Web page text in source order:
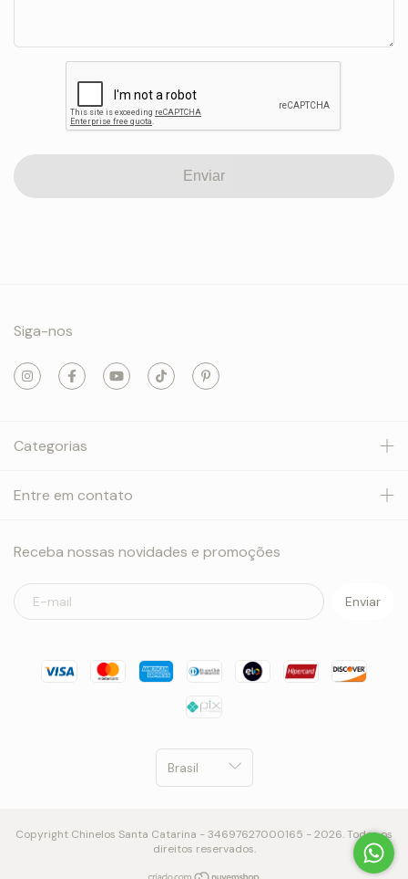
Enviar
Siga-nos
Categorias
Entre em contato
Receba nossas novidades e promoções
Copyright Chinelos Santa Catarina - 34697627000165 - 2026. Todos os
direitos reservados.